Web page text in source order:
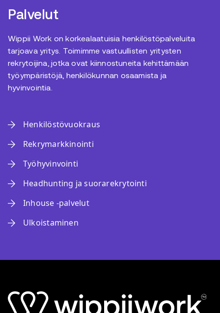
Palvelut
Wippii Work on korkealaatuisia henkilöstöpalveluita
tarjoava yritys. Toimimme vastuullisten yritysten
rekrytoijina, jotka ovat kiinnostuneita kehittämään
työympäristöjä, henkilökunnan osaamista ja
hyvinvointia.
Henkilöstövuokraus
Rekrymarkkinointi
Työhyvinvointi
Headhunting ja suorarekrytointi
Inhouse -palvelut
Ulkoistaminen